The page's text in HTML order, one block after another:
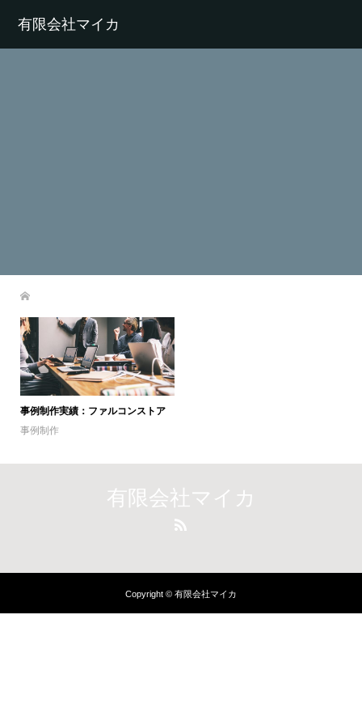
有限会社マイカ
事例制作実績：ファルコンストア
事例制作
有限会社マイカ
Copyright © 有限会社マイカ